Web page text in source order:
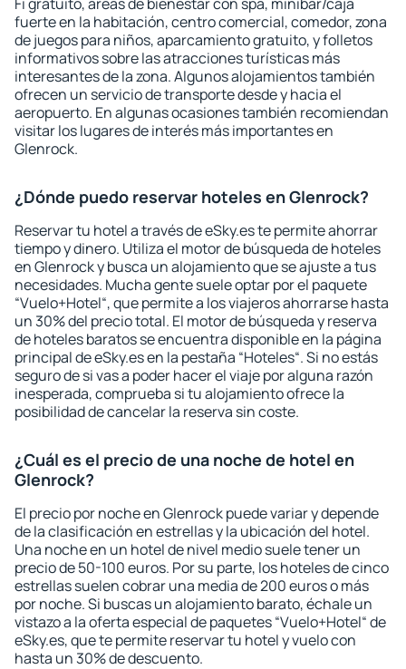
fuerte en la habitación, centro comercial, comedor, zona
de juegos para niños, aparcamiento gratuito, y folletos
informativos sobre las atracciones turísticas más
interesantes de la zona. Algunos alojamientos también
ofrecen un servicio de transporte desde y hacia el
aeropuerto. En algunas ocasiones también recomiendan
visitar los lugares de interés más importantes en
Glenrock.
¿Dónde puedo reservar hoteles en Glenrock?
Reservar tu hotel a través de eSky.es te permite ahorrar
tiempo y dinero. Utiliza el motor de búsqueda de hoteles
en Glenrock y busca un alojamiento que se ajuste a tus
necesidades. Mucha gente suele optar por el paquete
“Vuelo+Hotel“, que permite a los viajeros ahorrarse hasta
un 30% del precio total. El motor de búsqueda y reserva
de hoteles baratos se encuentra disponible en la página
principal de eSky.es en la pestaña “Hoteles“. Si no estás
seguro de si vas a poder hacer el viaje por alguna razón
inesperada, comprueba si tu alojamiento ofrece la
posibilidad de cancelar la reserva sin coste.
¿Cuál es el precio de una noche de hotel en
Glenrock?
El precio por noche en Glenrock puede variar y depende
de la clasificación en estrellas y la ubicación del hotel.
Una noche en un hotel de nivel medio suele tener un
precio de 50-100 euros. Por su parte, los hoteles de cinco
estrellas suelen cobrar una media de 200 euros o más
por noche. Si buscas un alojamiento barato, échale un
vistazo a la oferta especial de paquetes “Vuelo+Hotel“ de
eSky.es, que te permite reservar tu hotel y vuelo con
hasta un 30% de descuento.